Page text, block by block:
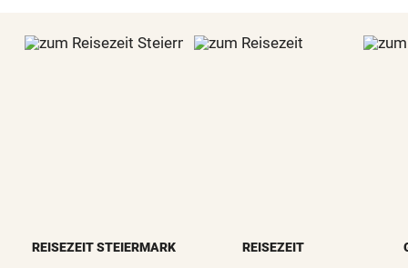
REISEZEIT STEIERMARK REISEZEIT